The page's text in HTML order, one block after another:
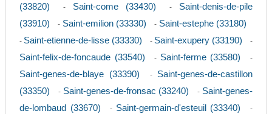
(33820)
- Saint-come (33430) - Saint-denis-de-pile
(33910)
- Saint-emilion (33330) - Saint-estephe (33180)
- Saint-etienne-de-lisse (33330) - Saint-exupery (33190) -
Saint-felix-de-foncaude (33540) - Saint-ferme (33580) -
Saint-genes-de-blaye (33390) - Saint-genes-de-castillon
(33350)
- Saint-genes-de-fronsac (33240) - Saint-genes-
de-lombaud (33670)
- Saint-germain-d'esteuil (33340) -